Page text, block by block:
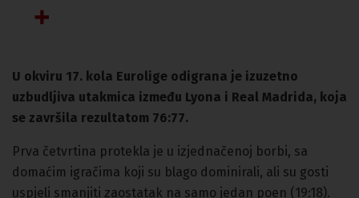
U okviru 17. kola Eurolige odigrana je izuzetno
uzbudljiva utakmica između Lyona i Real Madrida, koja
se završila rezultatom 76:77.
Prva četvrtina protekla je u izjednačenoj borbi, sa
domaćim igračima koji su blago dominirali, ali su gosti
uspjeli smanjiti zaostatak na samo jedan poen (19:18).